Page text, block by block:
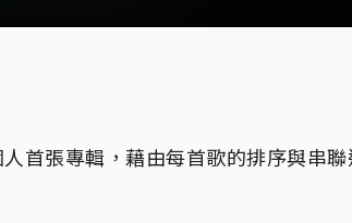
首張專輯，藉由每首歌的排序與串